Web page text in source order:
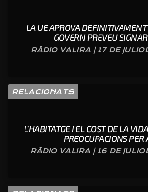
LA UE APROVA DEFINITIVAMENT
GOVERN PREVEU
RÀDIO VALIRA | 17 DE
RELACIONATS
L’HABITATGE I EL COST DE LA
PREOCUPACIONS PER
RÀDIO VALIRA | 16 DE